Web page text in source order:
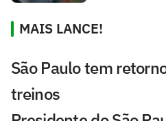
MAIS LANCE!
São Paulo tem
treinos